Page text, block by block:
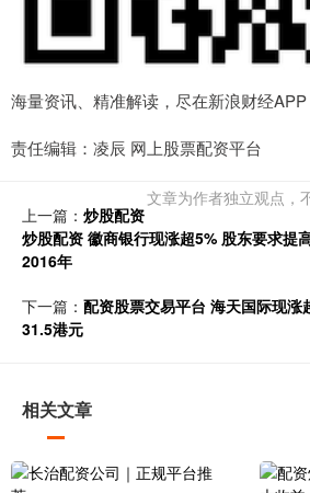
海量资讯、精准解读，尽在新浪财经APP
责任编辑：凌辰 网上股票配资平台
文章为作者独立观点，
上一篇： 炒股配资
炒股配资 徽商银行现涨超5% 股东要求提
2016年
下一篇： 配资股票交易平台 海天国际现涨
31.5港元
相关文章